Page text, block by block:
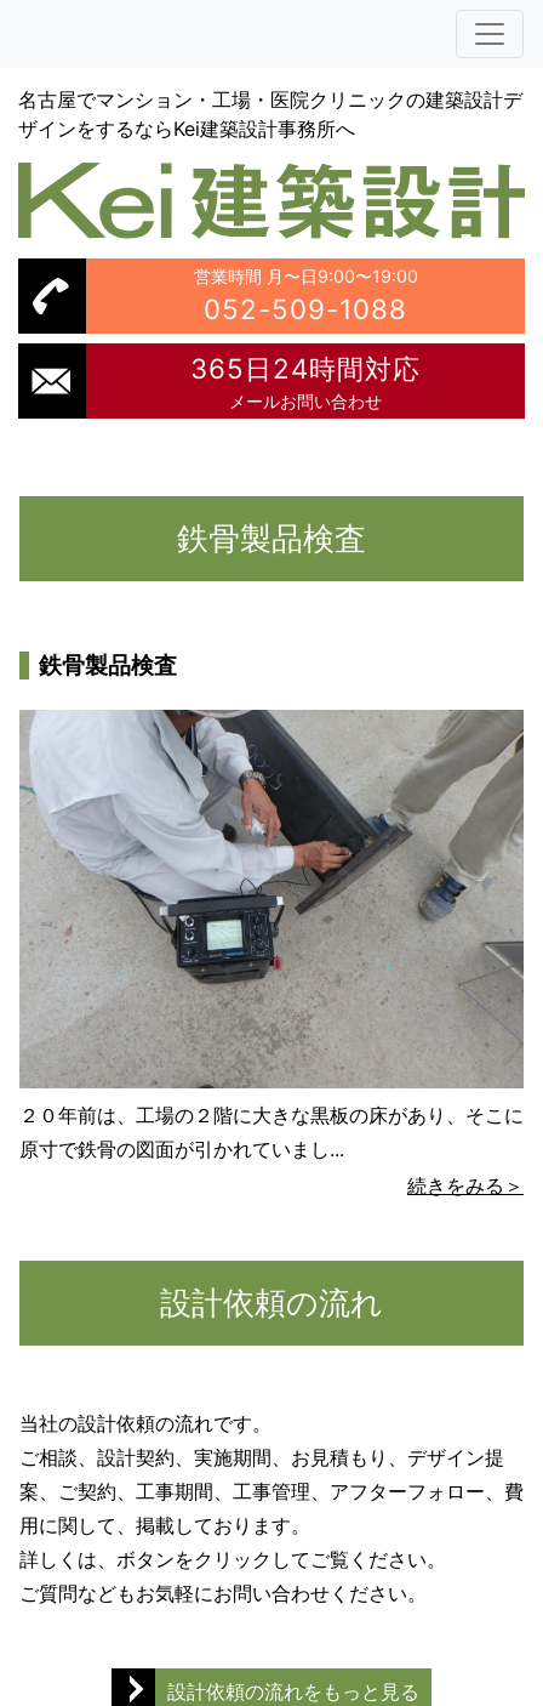
名古屋でマンション・工場・医院クリニックの建築設計デ
ザインをするならKei建築設計事務所へ
営業時間 月〜日9:00〜19:00
052-509-1088
365日24時間対応
メールお問い合わせ
鉄骨製品検査
鉄骨製品検査
２０年前は、工場の２階に大きな黒板の床があり、そこに
原寸で鉄骨の図面が引かれていまし...
続きをみる＞
設計依頼の流れ
当社の設計依頼の流れです。
ご相談、設計契約、実施期間、お見積もり、デザイン提
案、ご契約、工事期間、工事管理、アフターフォロー、費
用に関して、掲載しております。
詳しくは、ボタンをクリックしてご覧ください。
ご質問などもお気軽にお問い合わせください。
設計依頼の流れをもっと見る